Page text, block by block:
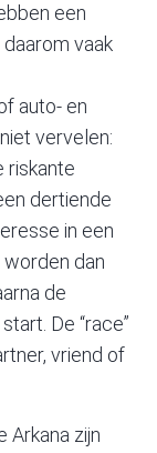
een
vaak
auto- en
vervelen:
riskante
dertiende
in een
dan
de
De “race”
vriend of
zijn